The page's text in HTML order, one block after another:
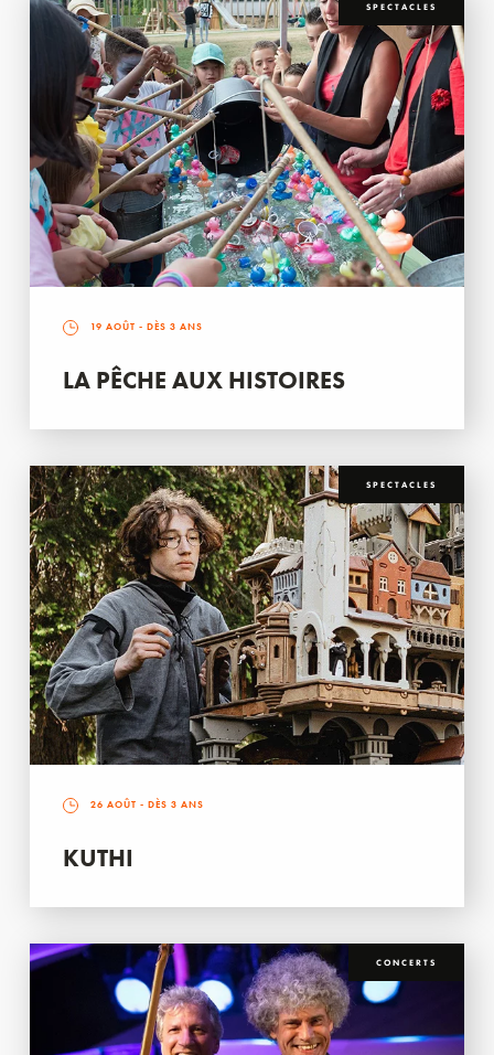
SPECTACLES
19 AOÛT - DÈS 3 ANS
LA PÊCHE AUX HISTOIRES
SPECTACLES
26 AOÛT - DÈS 3 ANS
KUTHI
CONCERTS